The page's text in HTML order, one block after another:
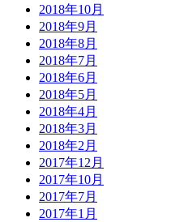
2018年10月
2018年9月
2018年8月
2018年7月
2018年6月
2018年5月
2018年4月
2018年3月
2018年2月
2017年12月
2017年10月
2017年7月
2017年1月